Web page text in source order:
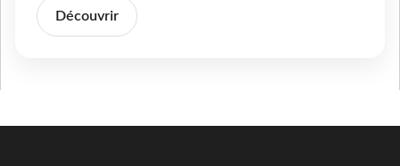
Découvrir